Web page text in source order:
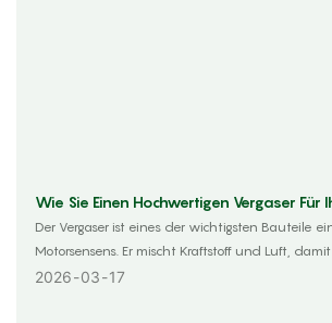
Wie Sie Einen Hochwertigen Vergaser Für
Freischneider Auswählen
Der Vergaser ist eines der wichtigsten Bauteile
Motorsensens. Er mischt Kraftstoff und Luft,
läuft und einwandfrei funktioniert. Mit einem
2026 03 17